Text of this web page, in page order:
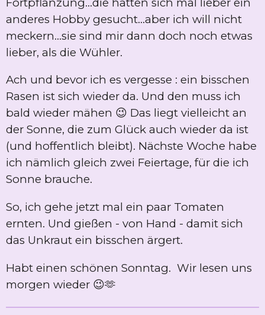
anderes Hobby gesucht...aber ich will nicht
meckern...sie sind mir dann doch noch etwas
lieber, als die Wühler.
Ach und bevor ich es vergesse : ein bisschen
Rasen ist sich wieder da. Und den muss ich
bald wieder mähen 😉 Das liegt vielleicht an
der Sonne, die zum Glück auch wieder da ist
(und hoffentlich bleibt). Nächste Woche habe
ich nämlich gleich zwei Feiertage, für die ich
Sonne brauche.
So, ich gehe jetzt mal ein paar Tomaten
ernten. Und gießen - von Hand - damit sich
das Unkraut ein bisschen ärgert.
Habt einen schönen Sonntag. Wir lesen uns
morgen wieder 😉🫶